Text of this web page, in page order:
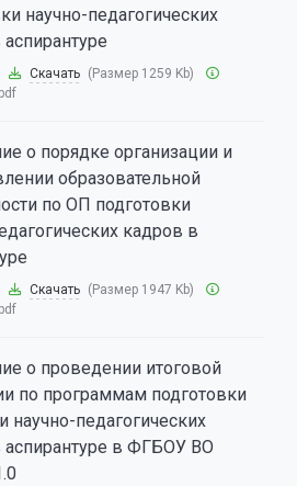
научно-педагогических
Скачать (Размер 1259 Kb)
pdf
о порядке организации и
образовательной
по ОП подготовки
кадров в
Скачать (Размер 1947 Kb)
pdf
о проведении итоговой
по программам подготовки
научно-педагогических
аспирантуре в ФГБОУ ВО